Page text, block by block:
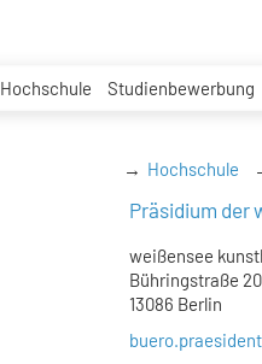
Hochschule Studienbewerbung
Hochschule
Präsidium der
weißensee
Bühringstraße 20
13086 Berlin